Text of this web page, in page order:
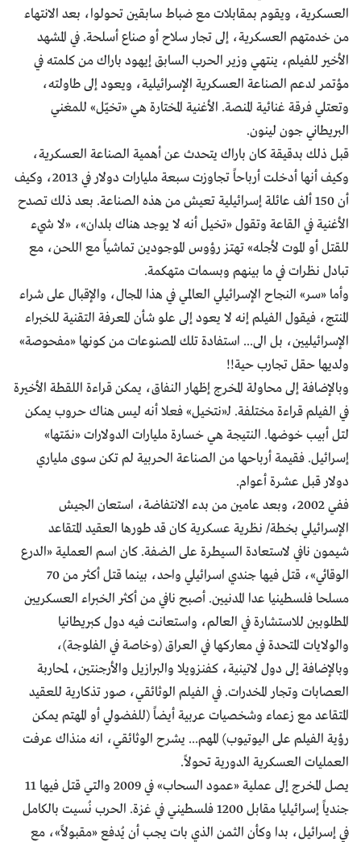
العسكرية، ويقوم بمقابلات مع ضباط سابقين تحولوا، بعد الانتهاء
من خدمتهم العسكرية، إلى تجار سلاح أو صناع أسلحة. في المشهد
الأخير للفيلم، ينتهي وزير الحرب السابق إيهود باراك من كلمته في
مؤتمر لدعم الصناعة العسكرية الإسرائيلية، ويعود إلى طاولته،
وتعتلي فرقة غنائية المنصة. الأغنية المختارة هي «تخيـّل» للمغني
البريطاني جون لينون.
قبل ذلك بدقيقة كان باراك يتحدث عن أهمية الصناعة العسكرية،
وكيف أنها أدخلت أرباحاً تجاوزت سبعة مليارات دولار في 2013، وكيف
أن 150 ألف عائلة إسرائيلية تعيش من هذه الصناعة. بعد ذلك تصدح
الأغنية في القاعة وتقول «تخيل أنه لا يوجد هناك بلدان»، «لا شيء
للقتل أو الموت لأجله» تهتز رؤوس الموجودين تماشياً مع اللحن، مع
تبادل نظرات في ما بينهم وبسمات متهكمة.
وأما «سر» النجاح الإسرائيلي العالمي في هذا المجال، والإقبال على شراء
المنتج، فيقول الفيلم إنه لا يعود إلى علو شأن المعرفة التقنية للخبراء
الإسرائيليين، بل الى... استفادة تلك المصنوعات من كونها «مفحوصة»
ولديها حقل تجارب حية!!
وبالإضافة إلى محاولة المخرج إظهار النفاق، يمكن قراءة اللقطة الأخيرة
في الفيلم قراءة مختلفة. لـ«نتخيل» فعلا أنه ليس هناك حروب يمكن
لتل أبيب خوضها. النتيجة هي خسارة مليارات الدولارات «نمّتها»
إسرائيل. فقيمة أرباحها من الصناعة الحربية لم تكن سوى ملياري
دولار قبل عشرة أعوام.
ففي 2002، وبعد عامين من بدء الانتفاضة، استعان الجيش
الإسرائيلي بخطة/ نظرية عسكرية كان قد طورها العقيد المتقاعد
شيمون نافي لاستعادة السيطرة على الضفة. كان اسم العملية «الدرع
الوقائي»، قتل فيها جندي اسرائيلي واحد، بينما قتل أكثر من 70
مسلحا فلسطينيا عدا المدنيين. أصبح نافي من أكثر الخبراء العسكريين
المطلوبين للاستشارة في العالم، واستعانت فيه دول كبريطانيا
والولايات المتحدة في معاركها في العراق (وخاصة في الفلوجة)،
وبالإضافة إلى دول لاتينية، كفنزويلا والبرازيل والأرجنتين، لمحاربة
العصابات وتجار المخدرات. في الفيلم الوثائقي، صور تذكارية للعقيد
المتقاعد مع زعماء وشخصيات عربية أيضاً (للفضولي أو المهتم يمكن
رؤية الفيلم على اليوتيوب) المهم... يشرح الوثائقي، انه منذاك عرفت
العمليات العسكرية الدورية تحولاً.
يصل المخرج إلى عملية «عمود السحاب» في 2009 والتي قتل فيها 11
جندياً إسرائيليا مقابل 1200 فلسطيني في غزة. الحرب نُسيت بالكامل
في إسرائيل، بدا وكأن الثمن الذي بات يجب أن يُدفع «مقبولاً»، مع